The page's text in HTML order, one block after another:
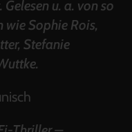
u. a. von so
wie Sophie Rois,
Stefanie